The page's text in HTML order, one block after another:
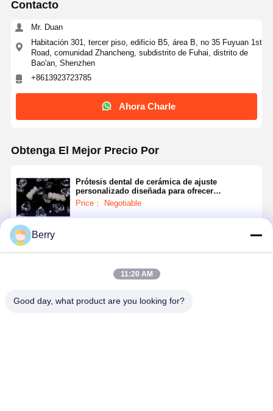
Contacto
Mr. Duan
Habitación 301, tercer piso, edificio B5, área B, no 35 Fuyuan 1st
Road, comunidad Zhancheng, subdistrito de Fuhai, distrito de
Bao'an, Shenzhen
+8613923723785
Ahora Charle
Obtenga El Mejor Precio Por
Prótesis dental de cerámica de ajuste
personalizado diseñada para ofrecer
soluciones duraderas y de apariencia natural
para laboratorios dentales
Price： Negotiable
Berry
11:20 AM
Good day, what product are you looking for?